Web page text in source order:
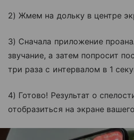
2) Жмем на дольку в центре
3) Сначала приложение
звучание, а затем попросит
три раза с интервалом в 1
4) Готово! Результат о
отобразиться на экране